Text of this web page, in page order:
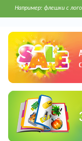
Например: флешки с